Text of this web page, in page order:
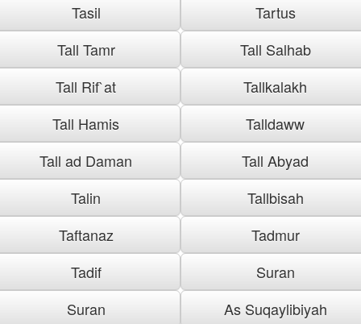
Tasil
Tartus
Tall Tamr
Tall Salhab
Tall Rif`at
Tallkalakh
Tall Hamis
Talldaww
Tall ad Daman
Tall Abyad
Talin
Tallbisah
Taftanaz
Tadmur
Tadif
Suran
Suran
As Suqaylibiyah